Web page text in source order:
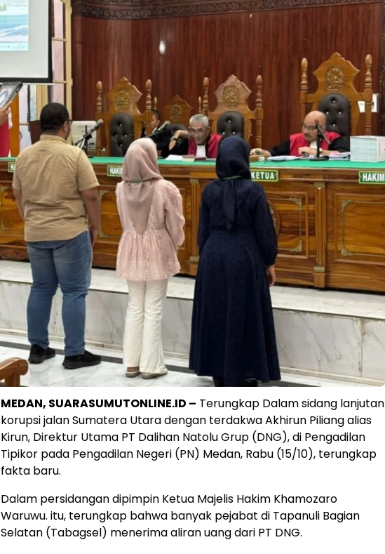
MEDAN, SUARASUMUTONLINE.ID – Terungkap Dalam sidang lanjutan
korupsi jalan Sumatera Utara dengan terdakwa Akhirun Piliang alias
Kirun, Direktur Utama PT Dalihan Natolu Grup (DNG), di Pengadilan
Tipikor pada Pengadilan Negeri (PN) Medan, Rabu (15/10), terungkap
fakta baru.
Dalam persidangan dipimpin Ketua Majelis Hakim Khamozaro
Waruwu. itu, terungkap bahwa banyak pejabat di Tapanuli Bagian
Selatan (Tabagsel) menerima aliran uang dari PT DNG.